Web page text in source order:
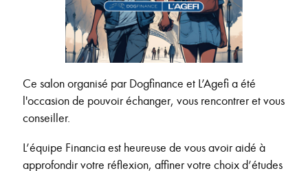
Ce salon organisé par Dogfinance et L’Agefi a été
l'occasion de pouvoir échanger, vous rencontrer et vous
conseiller.
L’équipe Financia est heureuse de vous avoir aidé à
approfondir votre réflexion, affiner votre choix d’études